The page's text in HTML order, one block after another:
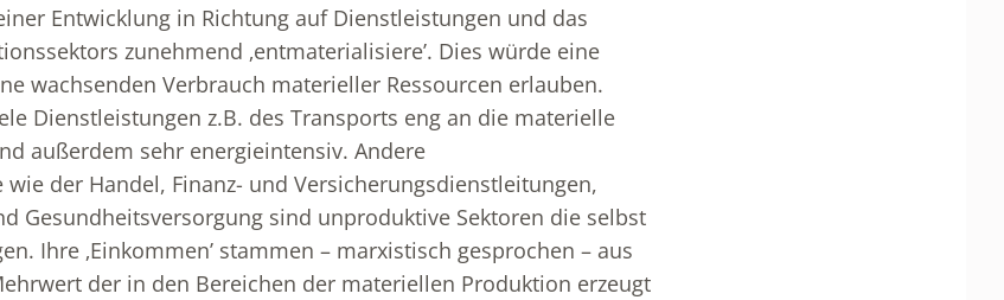
Entwicklung in Richtung auf Dienstleistungen und das
zunehmend ‚entmaterialisiere’. Dies würde eine
wachsenden Verbrauch materieller Ressourcen erlauben.
Dienstleistungen z.B. des Transports eng an die materielle
außerdem sehr energieintensiv. Andere
der Handel, Finanz- und Versicherungsdienstleitungen,
Gesundheitsversorgung sind unproduktive Sektoren die selbst
Ihre ‚Einkommen’ stammen – marxistisch gesprochen – aus
der in den Bereichen der materiellen Produktion erzeugt